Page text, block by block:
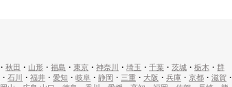
・ 秋田 ・ 山形 ・ 福島 ・ 東京 ・ 神奈川 ・ 埼玉 ・ 千葉 ・ 茨城 ・ 栃木 ・ 群
・ 石川 ・ 福井 ・ 愛知 ・ 岐阜 ・ 静岡 ・ 三重 ・ 大阪 ・ 兵庫 ・ 京都 ・ 滋賀 ・